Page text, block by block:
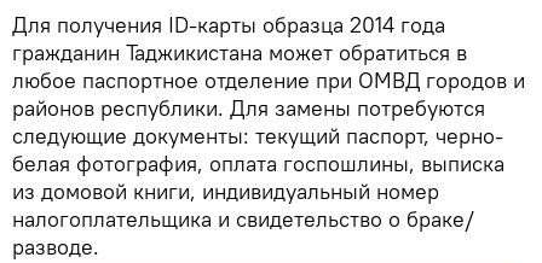
Для получения ID-карты образца 2014 года
гражданин Таджикистана может обратиться в
любое паспортное отделение при ОМВД городов и
районов республики. Для замены потребуются
следующие документы: текущий паспорт, черно-
белая фотография, оплата госпошлины, выписка
из домовой книги, индивидуальный номер
налогоплательщика и свидетельство о браке/
разводе.